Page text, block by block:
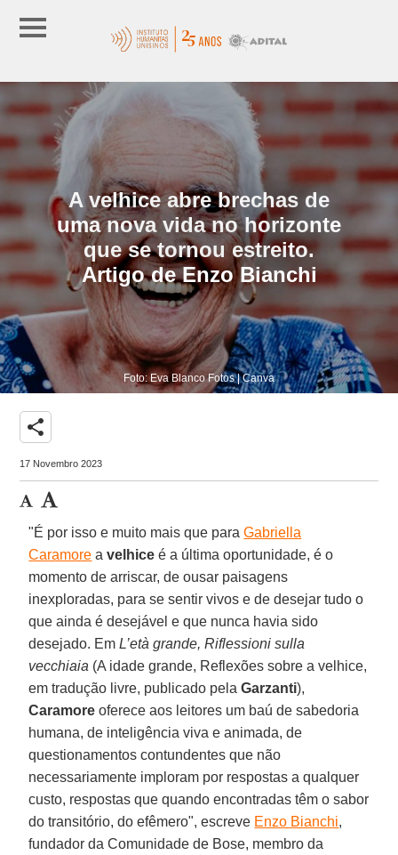
A velhice abre brechas de
uma nova vida no horizonte
que se tornou estreito.
Artigo de Enzo Bianchi
Foto: Eva Blanco Fotos | Canva
share
17 Novembro 2023
"É por isso e muito mais que paraGabriella
Caramore avelhice é a última oportunidade, é o
momento de arriscar, de ousar paisagens
inexploradas, para se sentir vivos e de desejar tudo o
que ainda é desejável e que nunca havia sido
desejado. EmL’età grande, Riflessioni sulla
vecchiaia (A idade grande, Reflexões sobre a velhice,
em tradução livre, publicado pelaGarzanti),
Caramoreoferece aos leitores um baú de sabedoria
humana, de inteligência viva e animada, de
questionamentos contundentes que não
necessariamente imploram por respostas a qualquer
custo, respostas que quando encontradas têm o sabor
do transitório, do efêmero", escreve Enzo Bianchi,
fundador da Comunidade de Bose, membro da